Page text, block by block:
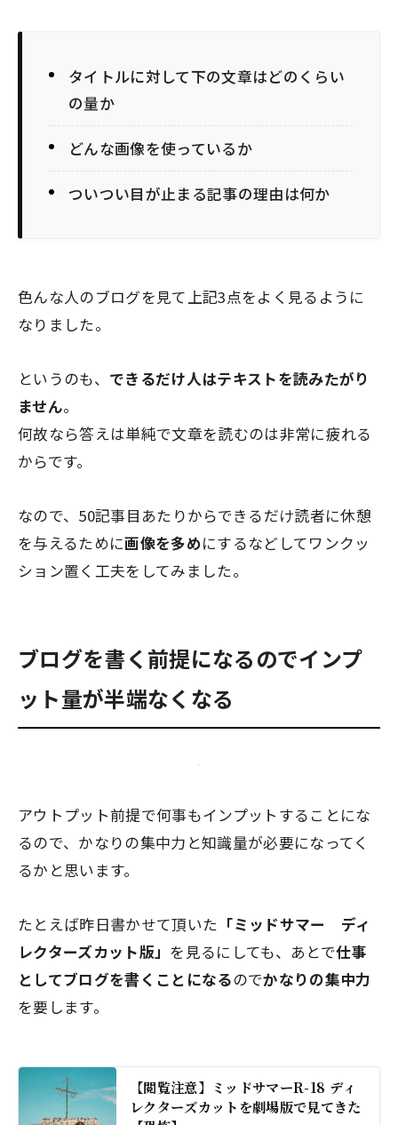
タイトルに対して下の文章はどのくらい
の量か
どんな画像を使っているか
ついつい目が止まる記事の理由は何か
色んな人のブログを見て上記3点をよく見るように
なりました。
というのも、 できるだけ人はテキストを読みたがり
ません。
何故なら答えは単純で文章を読むのは非常に疲れる
からです。
なので、50記事目あたりからできるだけ読者に休憩
を与えるために画像を多めにするなどしてワンクッ
ション置く工夫をしてみました。
ブログを書く前提になるのでインプ
ット量が半端なくなる
アウトプット前提で何事もインプットすることにな
るので、かなりの集中力と知識量が必要になってく
るかと思います。
たとえば昨日書かせて頂いた 「ミッドサマー ディ
レクターズカット版」 を見るにしても、あとで仕事
としてブログを書くことになるのでかなりの集中力
を要します。
【閲覧注意】ミッドサマーR-18 ディ
レクターズカットを劇場版で見てきた